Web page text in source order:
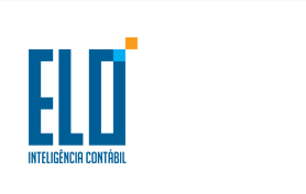
content